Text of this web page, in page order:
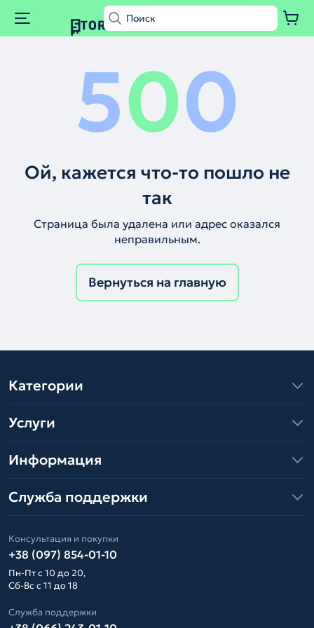
500
Ой, кажется что-то пошло не
так
Страница была удалена или адрес оказался
неправильным.
Вернуться на главную
Категории
Услуги
Информация
Служба поддержки
Консультация и покупки
+38 (097) 854-01-10
Пн-Пт с 10 до 20,
Сб-Вс с 11 до 18
Служба поддержки